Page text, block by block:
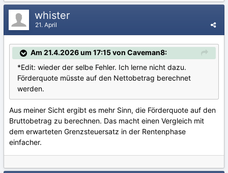
whister
21. April
Am 21.4.2026 um 17:15 von Caveman8:
*Edit: wieder der selbe Fehler. Ich lerne nicht dazu.
Förderquote müsste auf den Nettobetrag berechnet
werden.
Aus meiner Sicht ergibt es mehr Sinn, die Förderquote auf den
Bruttobetrag zu berechnen. Das macht einen Vergleich mit
dem erwarteten Grenzsteuersatz in der Rentenphase
einfacher.